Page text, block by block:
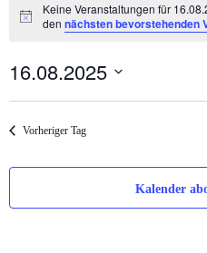
Hinweis
Keine Veranstaltungen für
dennächsten bevorstehenden
16.08.2025
wählen.
Vorheriger Tag
Kalender